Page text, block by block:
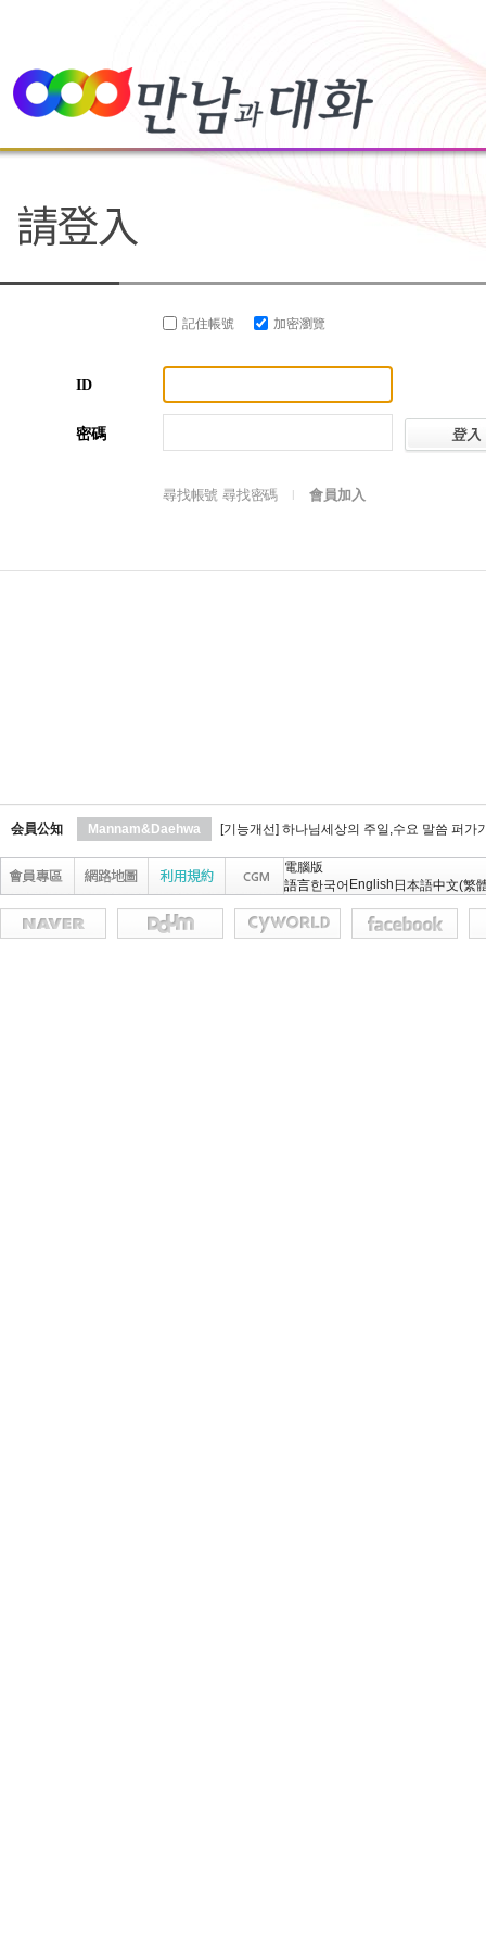
記住帳號 加密瀏覽
ID
密碼
尋找帳號 尋找密碼 會員加入
会員公知 Mannam&Daehwa [기능개선] 하나님세상의 주일,수요 말씀 퍼가
電腦版
語言한국어 English 日本語中文(繁